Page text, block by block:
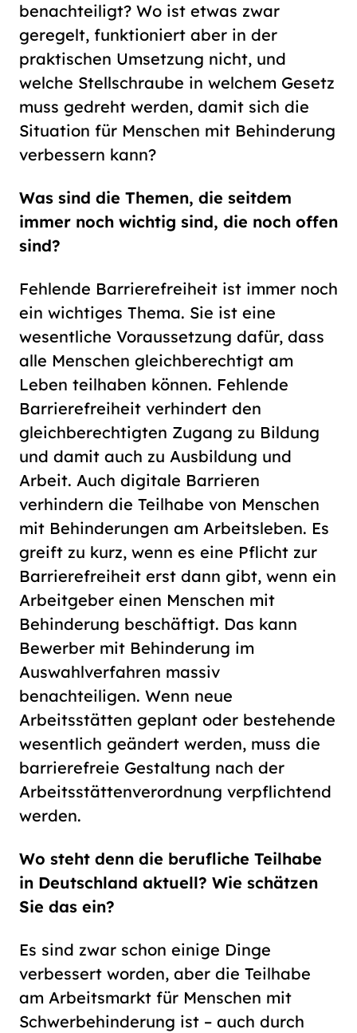
benachteiligt? Wo ist etwas zwar
geregelt, funktioniert aber in der
praktischen Umsetzung nicht, und
welche Stellschraube in welchem Gesetz
muss gedreht werden, damit sich die
Situation für Menschen mit Behinderung
verbessern kann?
Was sind die Themen, die seitdem
immer noch wichtig sind, die noch offen
sind?
Fehlende Barrierefreiheit ist immer noch
ein wichtiges Thema. Sie ist eine
wesentliche Voraussetzung dafür, dass
alle Menschen gleichberechtigt am
Leben teilhaben können. Fehlende
Barrierefreiheit verhindert den
gleichberechtigten Zugang zu Bildung
und damit auch zu Ausbildung und
Arbeit. Auch digitale Barrieren
verhindern die Teilhabe von Menschen
mit Behinderungen am Arbeitsleben. Es
greift zu kurz, wenn es eine Pflicht zur
Barrierefreiheit erst dann gibt, wenn ein
Arbeitgeber einen Menschen mit
Behinderung beschäftigt. Das kann
Bewerber mit Behinderung im
Auswahlverfahren massiv
benachteiligen. Wenn neue
Arbeitsstätten geplant oder bestehende
wesentlich geändert werden, muss die
barrierefreie Gestaltung nach der
Arbeitsstättenverordnung verpflichtend
werden.
Wo steht denn die berufliche Teilhabe
in Deutschland aktuell? Wie schätzen
Sie das ein?
Es sind zwar schon einige Dinge
verbessert worden, aber die Teilhabe
am Arbeitsmarkt für Menschen mit
Schwerbehinderung ist – auch durch